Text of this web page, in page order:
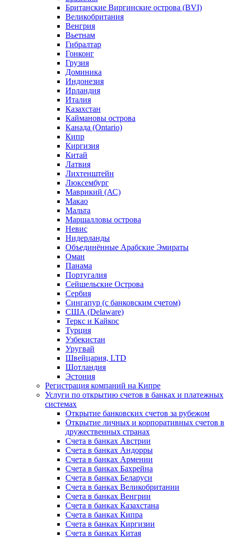
Британские Виргинские острова (BVI)
Великобритания
Венгрия
Вьетнам
Гибралтар
Гонконг
Грузия
Доминика
Индонезия
Ирландия
Италия
Казахстан
Каймановы острова
Канада (Ontario)
Кипр
Киргизия
Китай
Латвия
Лихтенштейн
Люксембург
Маврикий (АС)
Макао
Мальта
Маршалловы острова
Нeвис
Нидерланды
Объединённые Арабские Эмираты
Оман
Панама
Португалия
Сейшельские Острова
Сербия
Сингапур (c банковским счетом)
США (Delaware)
Теркс и Кайкос
Турция
Узбекистан
Уругвай
Швейцария, LTD
Шотландия
Эстония
Регистрация компаний на Кипре
Услуги по открытию счетов в банках и платежных
системах
Открытие банковских счетов за рубежом
Открытие личных и корпоративных счетов в
дружественных странах
Счета в банках Австрии
Счета в банках Андорры
Счета в банках Армении
Счета в банках Бахрейна
Счета в банках Беларуси
Счета в банках Великобритании
Счета в банках Венгрии
Счета в банках Казахстана
Счета в банках Кипра
Счета в банках Киргизии
Счета в банках Китая